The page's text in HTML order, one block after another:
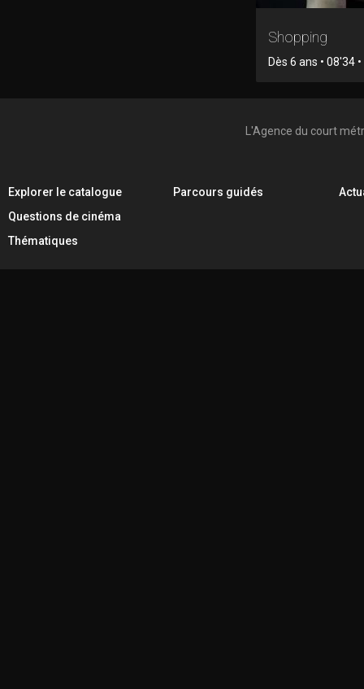
Shopping
Dès 6 ans • 08'34
L'Agence du court
Explorer le catalogue
Questions de cinéma
Thématiques
Parcours guidés